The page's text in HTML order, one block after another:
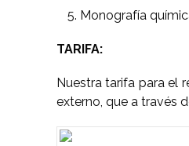
Monografía
TARIFA:
Nuestra tarifa para el
externo, que a través